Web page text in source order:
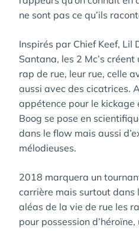
ne sont pas ce qu’ils
Inspirés par Chief Keef, Lil
Santana, les 2 Mc’s
rap de rue, leur rue, celle
aussi avec des cicatrices.
appétence pour le
Boog se pose en
dans le flow mais aussi
mélodieuses.
2018 marquera un
carrière mais surtout dans
aléas de la vie de rue les
pour possession